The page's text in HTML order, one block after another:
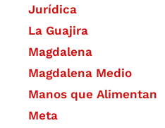
Jurídica
La Guajira
Magdalena
Magdalena Medio
Manos que Alimentan
Meta